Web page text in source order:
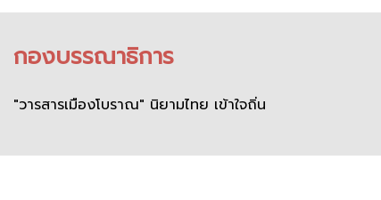
กองบรรณาธิการ
"วารสารเมืองโบราณ" นิยามไทย เข้าใจถิ่น